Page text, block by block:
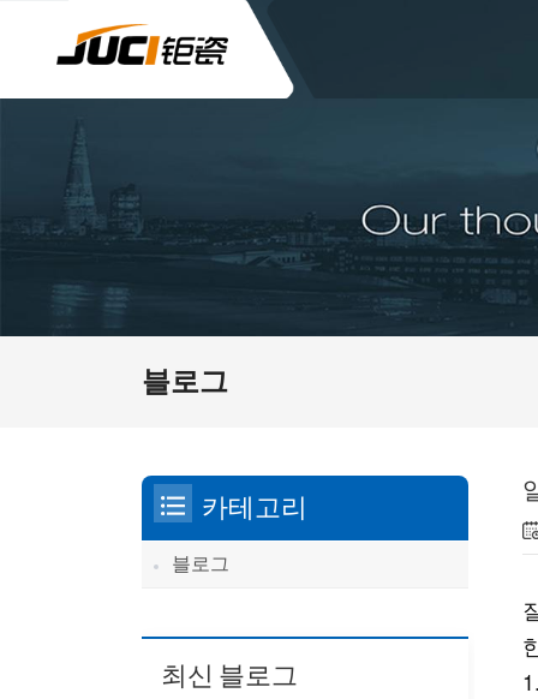
블로그
카테고리
블로그
최신 블로그